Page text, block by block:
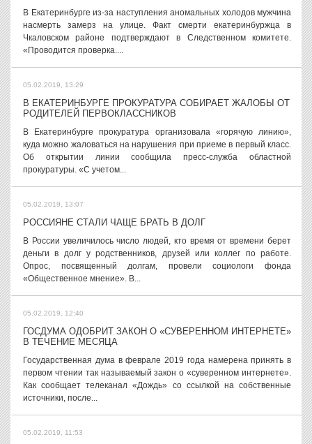
В Екатеринбурге из-за наступления аномальных холодов мужчина
насмерть замерз на улице. Факт смерти екатеринбуржца в
Чкаловском районе подтверждают в Следственном комитете.
«Проводится проверка....
05.02.2019, 13:29
В ЕКАТЕРИНБУРГЕ ПРОКУРАТУРА СОБИРАЕТ ЖАЛОБЫ ОТ
РОДИТЕЛЕЙ ПЕРВОКЛАССНИКОВ
В Екатеринбурге прокуратура организовала «горячую линию»,
куда можно жаловаться на нарушения при приеме в первый класс.
Об открытии линии сообщила пресс-служба областной
прокуратуры. «С учетом...
05.02.2019, 13:07
РОССИЯНЕ СТАЛИ ЧАЩЕ БРАТЬ В ДОЛГ
В России увеличилось число людей, кто время от времени берет
деньги в долг у родственников, друзей или коллег по работе.
Опрос, посвященный долгам, провели социологи фонда
«Общественное мнение». В...
05.02.2019, 12:40
ГОСДУМА ОДОБРИТ ЗАКОН О «СУВЕРЕННОМ ИНТЕРНЕТЕ»
В ТЕЧЕНИЕ МЕСЯЦА
Государственная дума в феврале 2019 года намерена принять в
первом чтении так называемый закон о «суверенном интернете».
Как сообщает телеканал «Дождь» со ссылкой на собственные
источники, после...
05.02.2019, 11:53